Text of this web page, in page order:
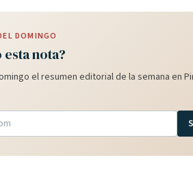
DOMINGO
esta nota?
el resumen editorial de la semana en